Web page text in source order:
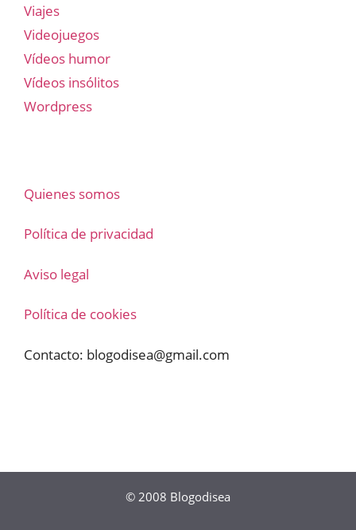
Viajes
Videojuegos
Vídeos humor
Vídeos insólitos
Wordpress
Quienes somos
Política de privacidad
Aviso legal
Política de cookies
Contacto: blogodisea@gmail.com
© 2008 Blogodisea